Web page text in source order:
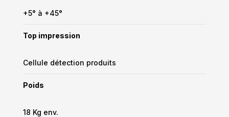
+5° à +45°
Top impression
Cellule détection produits
Poids
18 Kg env.